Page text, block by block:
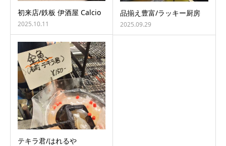
初来店/鉄板 伊酒屋 Calcio
2025.10.11
品揃え豊富/ラッキー厨房
2025.09.29
テキラ君/はれるや